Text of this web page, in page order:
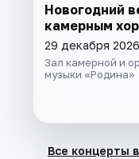
Новогодний
камерным
29 декабря
Зал камерной и
музыки «Родина»
Все концерты